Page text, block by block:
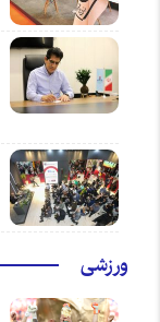
ورزشی